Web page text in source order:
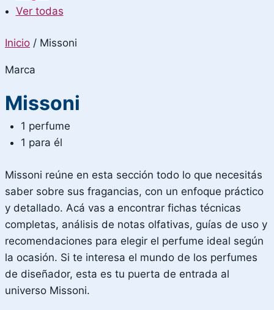
Ver todas
Inicio / Missoni
Marca
Missoni
1 perfume
1 para él
Missoni reúne en esta sección todo lo que necesitás
saber sobre sus fragancias, con un enfoque práctico
y detallado. Acá vas a encontrar fichas técnicas
completas, análisis de notas olfativas, guías de uso y
recomendaciones para elegir el perfume ideal según
la ocasión. Si te interesa el mundo de los perfumes
de diseñador, esta es tu puerta de entrada al
universo Missoni.